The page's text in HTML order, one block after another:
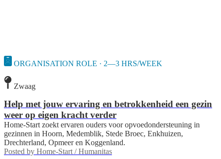
ORGANISATION ROLE · 2—3 HRS/WEEK
Zwaag
Help met jouw ervaring en betrokkenheid een gezin
weer op eigen kracht verder
Home-Start zoekt ervaren ouders voor opvoedondersteuning in
gezinnen in Hoorn, Medemblik, Stede Broec, Enkhuizen,
Drechterland, Opmeer en Koggenland.
Posted by Home-Start / Humanitas